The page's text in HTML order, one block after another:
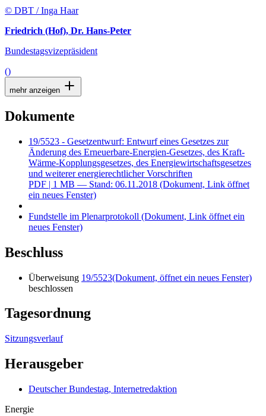
© DBT / Inga Haar
Friedrich (Hof), Dr. Hans-Peter
Bundestagsvizepräsident
()
mehr anzeigen
Dokumente
19/5523 - Gesetzentwurf: Entwurf eines Gesetzes zur
Änderung des Erneuerbare-Energien-Gesetzes, des Kraft-
Wärme-Kopplungsgesetzes, des Energiewirtschaftsgesetzes
und weiterer energierechtlicher Vorschriften
PDF | 1 MB — Stand: 06.11.2018 (Dokument, Link öffnet
ein neues Fenster)
Fundstelle im Plenarprotokoll (Dokument, Link öffnet ein
neues Fenster)
Beschluss
Überweisung 19/5523(Dokument, öffnet ein neues Fenster)
beschlossen
Tagesordnung
Sitzungsverlauf
Herausgeber
Deutscher Bundestag, Internetredaktion
Energie